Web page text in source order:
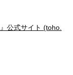
公式サイト (toho.